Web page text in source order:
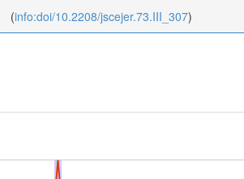
(info:doi/10.2208/jscejer.73.III_307)